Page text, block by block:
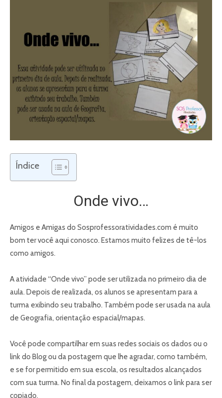
Índice
Onde vivo…
Amigos e Amigas do Sosprofessoratividades.com é muito
bom ter você aqui conosco. Estamos muito felizes de tê-los
como amigos.
A atividade “Onde vivo” pode ser utilizada no primeiro dia de
aula. Depois de realizada, os alunos se apresentam para a
turma exibindo seu trabalho. Também pode ser usada na aula
de Geografia, orientação espacial/mapas.
Você pode compartilhar em suas redes sociais os dados ou o
link do Blog ou da postagem que lhe agradar, como também,
e se for permitido em sua escola, os resultados alcançados
com sua turma. No final da postagem, deixamos o link para ser
copiado.